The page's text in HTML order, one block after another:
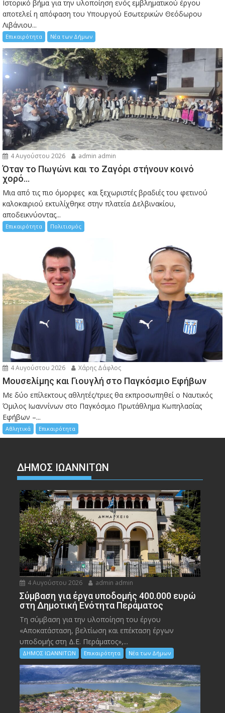
Ιστορικό βήμα για την υλοποίηση ενός εμβληματικού έργου
αποτελεί η απόφαση του Υπουργού Εσωτερικών Θεόδωρου
Λιβάνιου...
Επικαιρότητα Νέα των Δήμων
4 Αυγούστου 2026 admin admin
Όταν το Πωγώνι και το Ζαγόρι στήνουν κοινό
χορό…
Μια από τις πιο όμορφες και ξεχωριστές βραδιές του φετινού
καλοκαιριού εκτυλίχθηκε στην πλατεία Δελβινακίου,
αποδεικνύοντας...
Επικαιρότητα Πολιτισμός
4 Αυγούστου 2026 Χάρης Δάφλος
Μουσελίμης και Γιουγλή στο Παγκόσμιο Εφήβων
Mε δύο επίλεκτους αθλητές/τριες θα εκπροσωπηθεί ο Ναυτικός
Όμιλος Ιωαννίνων στο Παγκόσμιο Πρωτάθλημα Κωπηλασίας
Εφήβων –...
Αθλητικά Επικαιρότητα
ΔΗΜΟΣ ΙΩΑΝΝΙΤΩΝ
4 Αυγούστου 2026 admin admin
Σύμβαση για έργα υποδομής 400.000 ευρώ
στη Δημοτική Ενότητα Περάματος
Τη σύμβαση για την υλοποίηση του έργου
«Αποκατάσταση, βελτίωση και επέκταση έργων
υποδομής στη Δ.Ε. Περάματος»,...
ΔΗΜΟΣ ΙΩΑΝΝΙΤΩΝ Επικαιρότητα Νέα των Δήμων